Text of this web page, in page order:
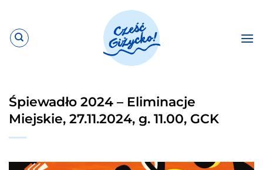
zawartości
Śpiewadło 2024 – Eliminacje
Miejskie, 27.11.2024, g. 11.00, GCK